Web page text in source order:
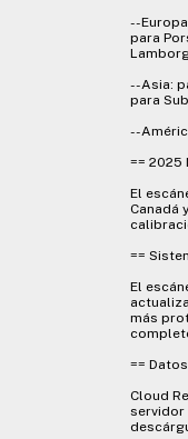
--
para
--Asia:
para
--
== 2025
El
Canadá
==
El
más
==
Cloud
servidor